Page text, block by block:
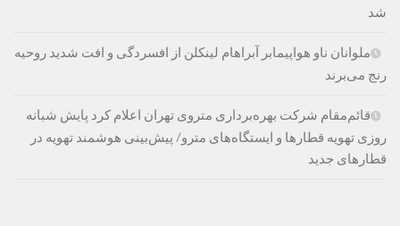
شد
ملوانان ناو هواپیمابر آبراهام لینکلن از افسردگی و افت شدید روحیه
رنج می‌برند
قائم‌مقام شرکت بهره‌برداری متروی تهران اعلام کرد پایش شبانه
روزی تهویه قطارها و ایستگاه‌های مترو/ پیش‌بینی هوشمند تهویه در
قطارهای جدید